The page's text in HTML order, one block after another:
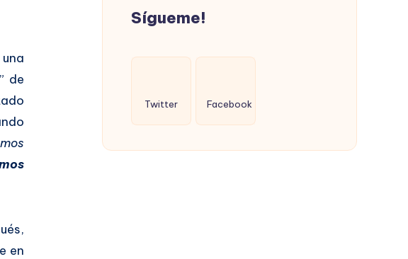
de
en
(CON
ÉXITO)
Sígueme!
Twitter Facebook